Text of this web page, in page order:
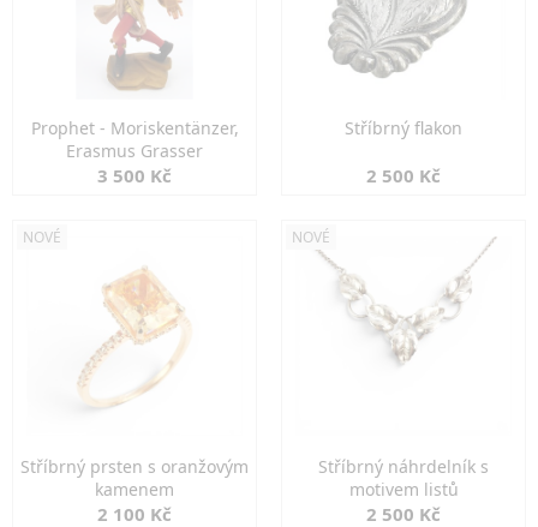
Prophet - Moriskentänzer,
Erasmus Grasser
3 500 Kč
Stříbrný flakon
2 500 Kč
NOVÉ
Stříbrný prsten s oranžovým
kamenem
2 100 Kč
NOVÉ
Stříbrný náhrdelník s
motivem listů
2 500 Kč